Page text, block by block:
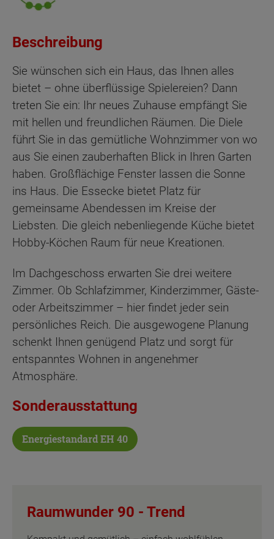
Beschreibung
Sie wünschen sich ein Haus, das Ihnen alles
bietet – ohne überflüssige Spielereien? Dann
treten Sie ein: Ihr neues Zuhause empfängt Sie
mit hellen und freundlichen Räumen. Die Diele
führt Sie in das gemütliche Wohnzimmer von wo
aus Sie einen zauberhaften Blick in Ihren Garten
haben. Großflächige Fenster lassen die Sonne
ins Haus. Die Essecke bietet Platz für
gemeinsame Abendessen im Kreise der
Liebsten. Die gleich nebenliegende Küche bietet
Hobby-Köchen Raum für neue Kreationen.
Im Dachgeschoss erwarten Sie drei weitere
Zimmer. Ob Schlafzimmer, Kinderzimmer, Gäste-
oder Arbeitszimmer – hier findet jeder sein
persönliches Reich. Die ausgewogene Planung
schenkt Ihnen genügend Platz und sorgt für
entspanntes Wohnen in angenehmer
Atmosphäre.
Sonderausstattung
Energiestandard EH 40
Raumwunder 90 - Trend